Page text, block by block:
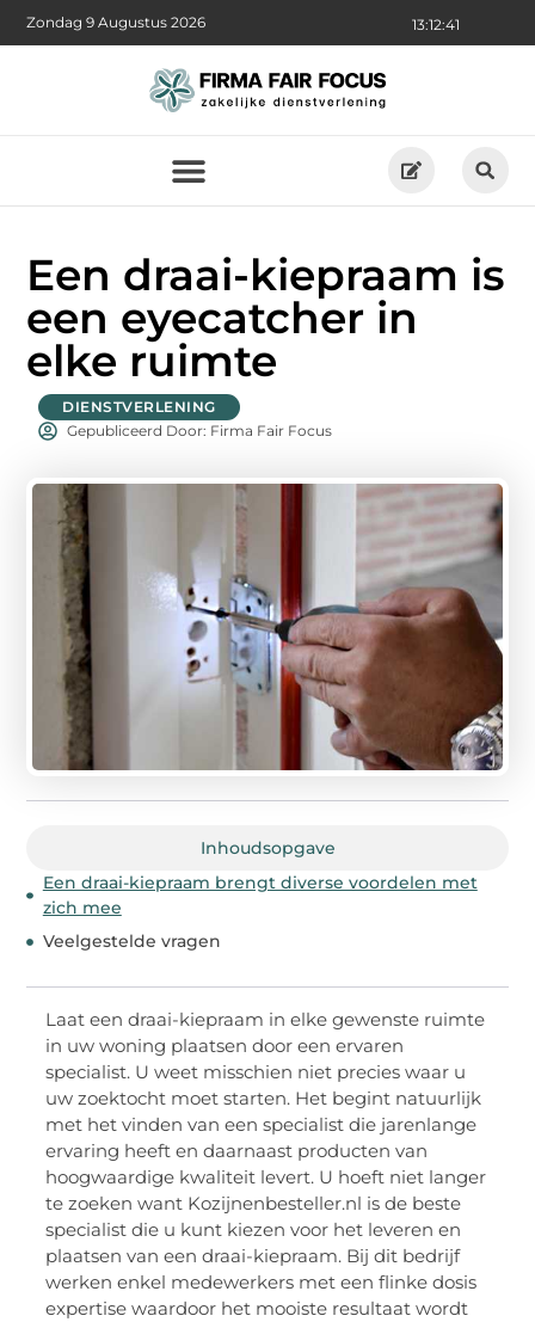
13:12:43
Zondag 9 Augustus 2026
Een draai-kiepraam is
een eyecatcher in
elke ruimte
DIENSTVERLENING
Gepubliceerd Door: Firma Fair Focus
Inhoudsopgave
Een draai-kiepraam brengt diverse voordelen met
zich mee
Veelgestelde vragen
Laat een draai-kiepraam in elke gewenste ruimte
in uw woning plaatsen door een ervaren
specialist. U weet misschien niet precies waar u
uw zoektocht moet starten. Het begint natuurlijk
met het vinden van een specialist die jarenlange
ervaring heeft en daarnaast producten van
hoogwaardige kwaliteit levert. U hoeft niet langer
te zoeken want Kozijnenbesteller.nl is de beste
specialist die u kunt kiezen voor het leveren en
plaatsen van een draai-kiepraam. Bij dit bedrijf
werken enkel medewerkers met een flinke dosis
expertise waardoor het mooiste resultaat wordt